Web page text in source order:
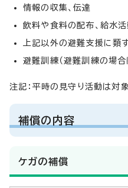
情報の収集、伝達
飲料や食料の配布、給水活
上記以外の避難支援に類
避難訓練（避難訓練の場合
注記：平時の見守り活動は対
補償の内容
ケガの補償